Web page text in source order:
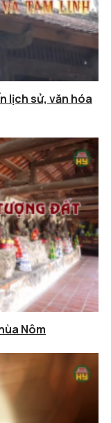
lịch sử, văn hóa
Nôm